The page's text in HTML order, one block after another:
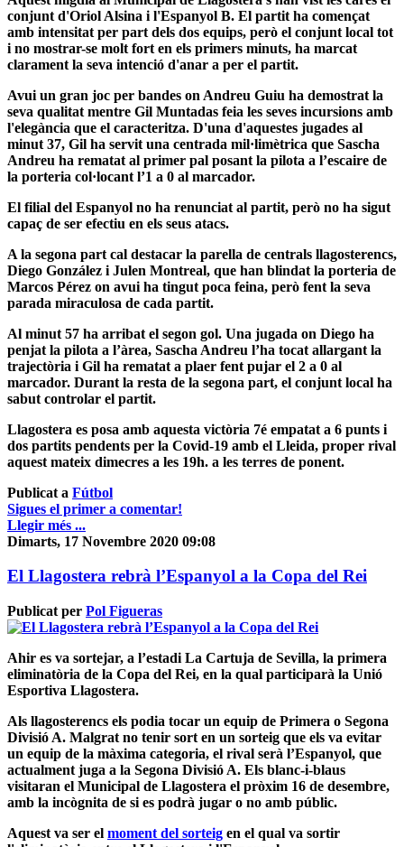
conjunt d'Oriol Alsina i l'Espanyol B. El partit ha començat
amb intensitat per part dels dos equips, però el conjunt local tot
i no mostrar-se molt fort en els primers minuts, ha marcat
clarament la seva intenció d'anar a per el partit.
Avui un gran joc per bandes on Andreu Guiu ha demostrat la
seva qualitat mentre Gil Muntadas feia les seves incursions amb
l'elegància que el caracteritza. D'una d'aquestes jugades al
minut 37, Gil ha servit una centrada mil·limètrica que Sascha
Andreu ha rematat al primer pal posant la pilota a l’escaire de
la porteria col·locant l’1 a 0 al marcador.
El filial del Espanyol no ha renunciat al partit, però no ha sigut
capaç de ser efectiu en els seus atacs.
A la segona part cal destacar la parella de centrals llagosterencs,
Diego González i Julen Montreal, que han blindat la porteria de
Marcos Pérez on avui ha tingut poca feina, però fent la seva
parada miraculosa de cada partit.
Al minut 57 ha arribat el segon gol. Una jugada on Diego ha
penjat la pilota a l’àrea, Sascha Andreu l’ha tocat allargant la
trajectòria i Gil ha rematat a plaer fent pujar el 2 a 0 al
marcador. Durant la resta de la segona part, el conjunt local ha
sabut controlar el partit.
Llagostera es posa amb aquesta victòria 7é empatat a 6 punts i
dos partits pendents per la Covid-19 amb el Lleida, proper rival
aquest mateix dimecres a les 19h. a les terres de ponent.
Publicat a Fútbol
Sigues el primer a comentar!
Llegir més ...
Dimarts, 17 Novembre 2020 09:08
El Llagostera rebrà l’Espanyol a la Copa del Rei
Publicat per Pol Figueras
Ahir es va sortejar, a l’estadi La Cartuja de Sevilla, la primera
eliminatòria de la Copa del Rei, en la qual participarà la Unió
Esportiva Llagostera.
Als llagosterencs els podia tocar un equip de Primera o Segona
Divisió A. Malgrat no tenir sort en un sorteig que els va evitar
un equip de la màxima categoria, el rival serà l’Espanyol, que
actualment juga a la Segona Divisió A. Els blanc-i-blaus
visitaran el Municipal de Llagostera el pròxim 16 de desembre,
amb la incògnita de si es podrà jugar o no amb públic.
Aquest va ser el moment del sorteig en el qual va sortir